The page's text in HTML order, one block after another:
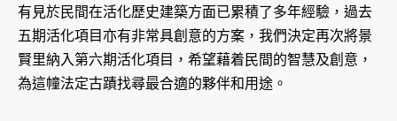
有見於民間在活化歷史建築方面已累積了多年經驗，過去
五期活化項目亦有非常具創意的方案，我們決定再次將景
賢里納入第六期活化項目，希望藉着民間的智慧及創意，
為這幢法定古蹟找尋最合適的夥伴和用途。